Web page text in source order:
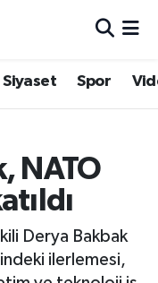
Siyaset Spor
NATO
Derya Bakbak
ilerlemesi,